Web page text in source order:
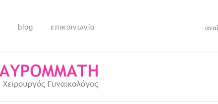
blog επικοινωνία